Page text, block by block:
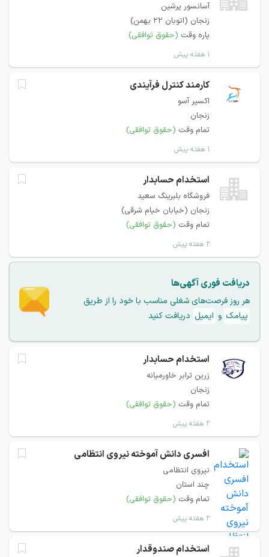
آسانسور پرشین
زنجان (اتوبان ۲۲ بهمن)
پاره وقت (حقوق توافقی)
۱ هفته پیش
کارمند کنترل فرآیندی
اکسیر آسو
زنجان
تمام وقت (حقوق توافقی)
۱ هفته پیش
استخدام حسابدار
فروشگاه بلبرینگ سعيد
زنجان (خيابان خيام شرقی)
تمام وقت (حقوق توافقی)
۲ هفته پیش
دریافت فوری آگهی‌ها
هر روز فرصت‌های شغلی مناسب با خود را از طریق
پیامک و ایمیل دریافت کنید
استخدام حسابدار
زرین ترابر خاورمیانه
زنجان
تمام وقت (حقوق توافقی)
۲ هفته پیش
افسری دانش آموخته نیروی انتظامی
نیروی انتظامی
چند استان
تمام وقت (حقوق توافقی)
۲ هفته پیش
استخدام صندوقدار